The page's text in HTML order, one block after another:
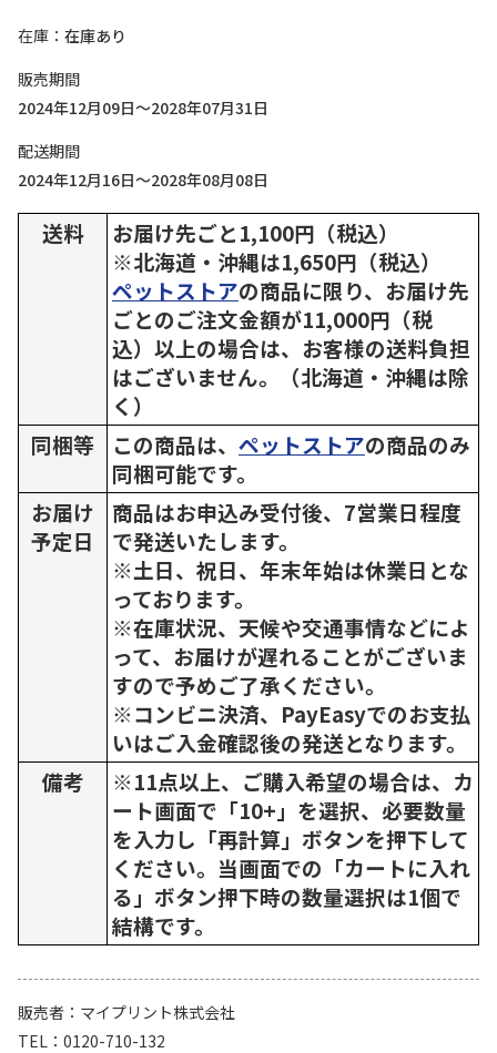
在庫
在庫あり
販売期間
2024年12月09日～2028年07月31日
配送期間
2024年12月16日～2028年08月08日
送料
お届け先ごと1,100円（税込）
※北海道・沖縄は1,650円（税込）
ペットストアの商品に限り、お届け先
ごとのご注文金額が11,000円（税
込）以上の場合は、お客様の送料負担
はございません。（北海道・沖縄は除
く）
同梱等
この商品は、 ペットストアの商品のみ
同梱可能です。
お届け
予定日
商品はお申込み受付後、7営業日程度
で発送いたします。
※土日、祝日、年末年始は休業日とな
っております。
※在庫状況、天候や交通事情などによ
って、お届けが遅れることがございま
すので予めご了承ください。
※コンビニ決済、PayEasyでのお支払
いはご入金確認後の発送となります。
備考
※11点以上、ご購入希望の場合は、カ
ート画面で「10+」を選択、必要数量
を入力し「再計算」ボタンを押下して
ください。当画面での「カートに入れ
る」ボタン押下時の数量選択は1個で
結構です。
販売者
マイプリント株式会社
TEL
0120-710-132